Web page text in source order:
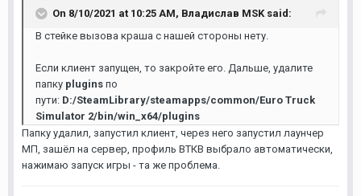
On 8/10/2021 at 10:25 AM, Владислав MSK said:
В стейке вызова краша с нашей стороны нету.
Если клиент запущен, то закройте его. Дальше, удалите
папку plugins по
пути: D:/SteamLibrary/steamapps/common/Euro Truck
Simulator 2/bin/win_x64/plugins
Папку удалил, запустил клиент, через него запустил лаунчер
МП, зашёл на сервер, профиль ВТКВ выбрало автоматически,
нажимаю запуск игры - та же проблема.